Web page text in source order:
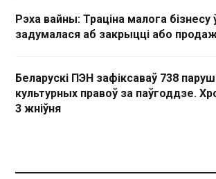
Рэха вайны: Траціна малога бізнесу
задумалася аб закрыцці або
Беларускі ПЭН зафіксаваў 738
культурных правоў за паўгоддзе.
3 жніўня